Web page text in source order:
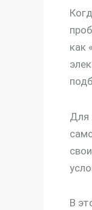
как
Для
В